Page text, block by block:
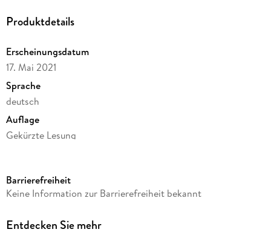
Produktdetails
Erscheinungsdatum
17. Mai 2021
Sprache
deutsch
Auflage
Gekürzte Lesung
Dateigröße
Laufzeit
Barrierefreiheit
Keine Information zur Barrierefreiheit bekannt
Entdecken Sie mehr